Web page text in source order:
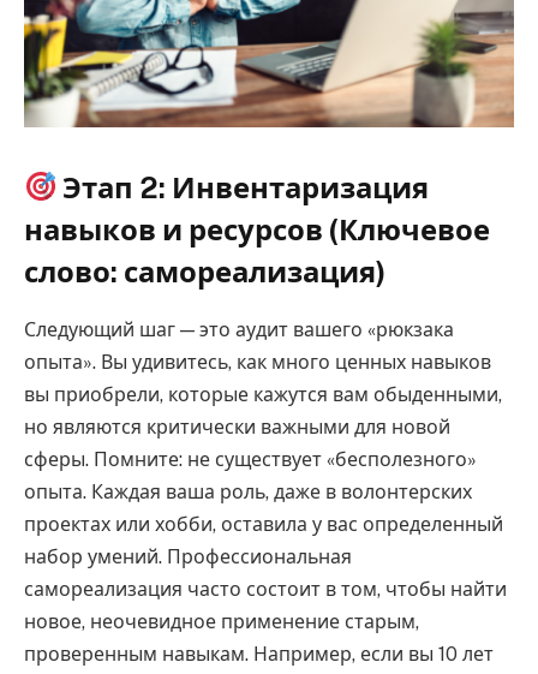
Этап 2: Инвентаризация
навыков и ресурсов (Ключевое
слово: самореализация)
Следующий шаг — это аудит вашего «рюкзака
опыта». Вы удивитесь, как много ценных навыков
вы приобрели, которые кажутся вам обыденными,
но являются критически важными для новой
сферы. Помните: не существует «бесполезного»
опыта. Каждая ваша роль, даже в волонтерских
проектах или хобби, оставила у вас определенный
набор умений. Профессиональная
самореализация часто состоит в том, чтобы найти
новое, неочевидное применение старым,
проверенным навыкам. Например, если вы 10 лет